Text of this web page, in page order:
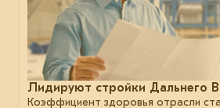
Лидируют стройки Дальнего
Коэффициент здоровья отрасли